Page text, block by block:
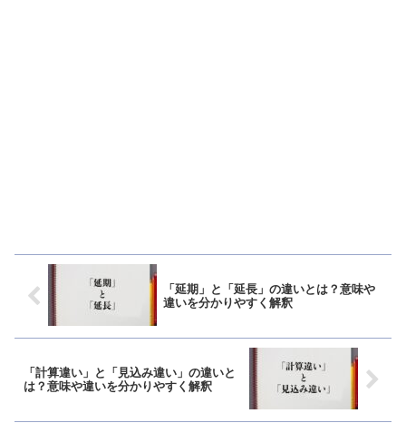
「延期」と「延長」の違いとは？意味や
違いを分かりやすく解釈
「計算違い」と「見込み違い」の違いと
は？意味や違いを分かりやすく解釈